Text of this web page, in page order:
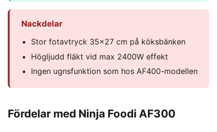
Nackdelar
Stor fotavtryck 35x27 cm på köksbänken
Högljudd fläkt vid max 2400W effekt
Ingen ugnsfunktion som hos AF400-modellen
Fördelar med Ninja Foodi AF300